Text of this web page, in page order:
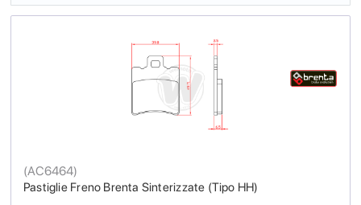
Pastiglie Freno Brenta Sinterizzate (Tipo HH)
(AC6464)